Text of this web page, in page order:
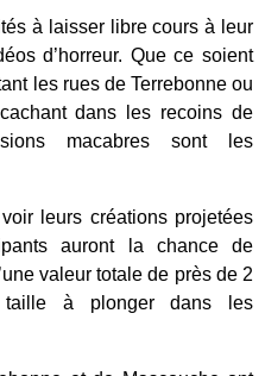
à laisser libre cours à leur
d’horreur. Que ce soient
les rues de Terrebonne ou
dans les recoins de
macabres sont les
leurs créations projetées
auront la chance de
valeur totale de près de 2
à plonger dans les